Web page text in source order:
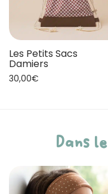
Les Petits Sacs
Damiers
30,00€
Dans